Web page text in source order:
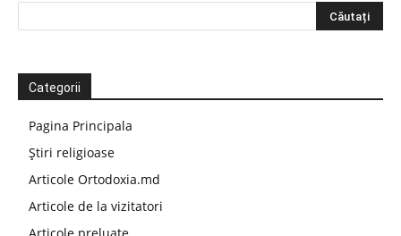
Categorii
Pagina Principala
Știri religioase
Articole Ortodoxia.md
Articole de la vizitatori